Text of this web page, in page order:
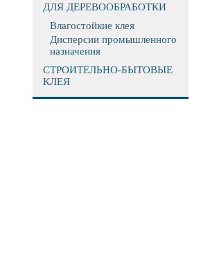
ДЛЯ ДЕРЕВООБРАБОТКИ
Влагостойкие клея
Дисперсии промышленного
назначения
СТРОИТЕЛЬНО-БЫТОВЫЕ
КЛЕЯ